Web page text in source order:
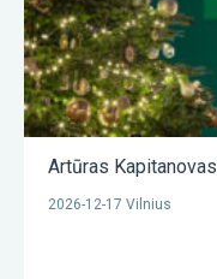
Artūras Kapitanovas
2026-12-17 Vilnius